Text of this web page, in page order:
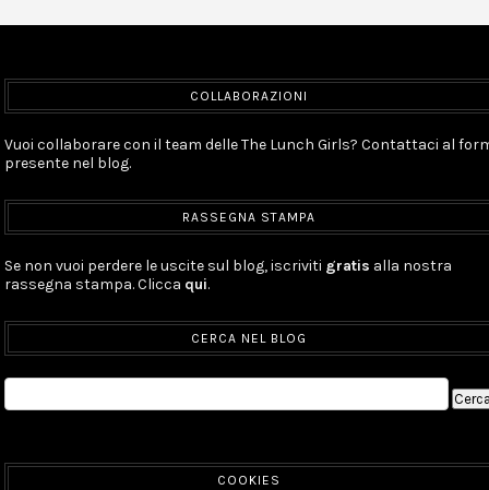
COLLABORAZIONI
Vuoi collaborare con il team delle The Lunch Girls? Contattaci al
presente nel blog.
RASSEGNA STAMPA
Se non vuoi perdere le uscite sul blog, iscriviti gratis alla nostra
rassegna stampa. Clicca qui.
CERCA NEL BLOG
COOKIES